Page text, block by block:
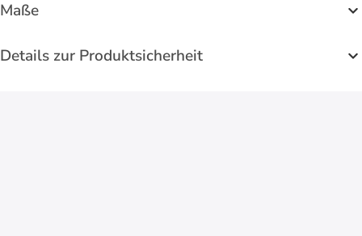
Maße
Details zur Produktsicherheit